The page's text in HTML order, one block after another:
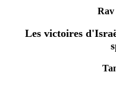
Les victoires